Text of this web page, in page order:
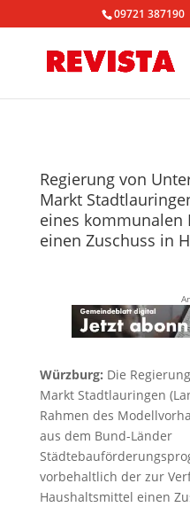
09721 387190
Regierung von
Markt
eines kommunalen
einen Zuschuss in
Würzburg: Die
Markt Stadtlauringen
Rahmen des
aus dem Bund-Länder
vorbehaltlich der zur
Haushaltsmittel einen